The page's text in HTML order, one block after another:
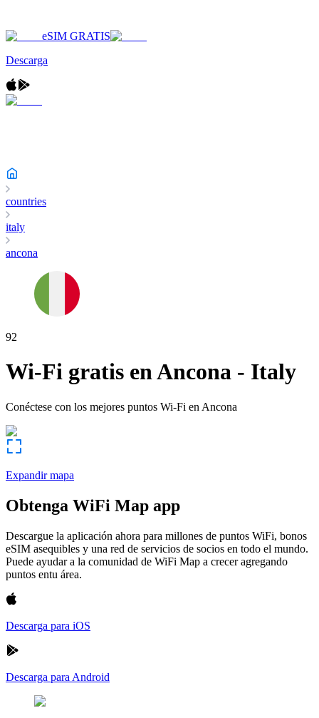
eSIM GRATIS
Descarga
countries
italy
ancona
92
Wi-Fi gratis enAncona - Italy
Conéctese con los mejores puntos Wi-Fi en Ancona
Expandir mapa
Obtenga WiFi Map app
Descargue la aplicación ahora para millones de puntos WiFi, bonos
eSIM asequibles y una red de servicios de socios en todo el mundo.
Puede ayudar a la comunidad de WiFi Map a crecer agregando
puntos entu área.
Descarga para iOS
Descarga para Android